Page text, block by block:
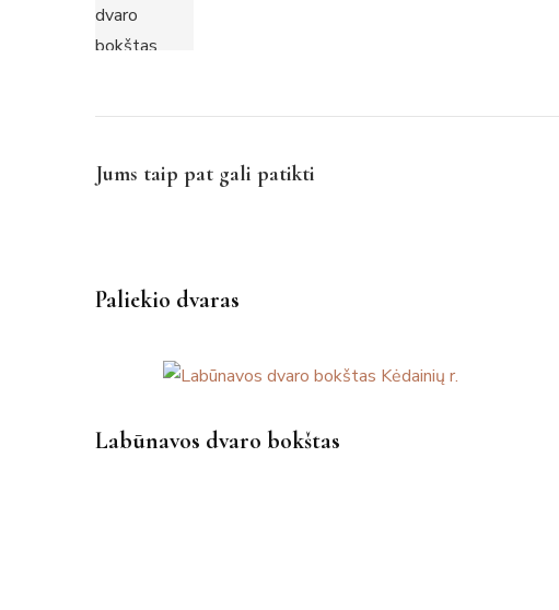
Jums taip pat gali patikti
Paliekio dvaras
Labūnavos dvaro bokštas